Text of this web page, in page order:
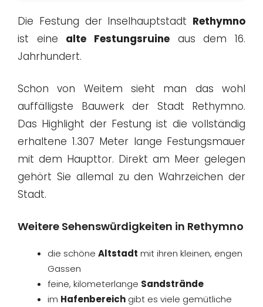
Die Festung der Inselhauptstadt Rethymno
ist eine alte Festungsruine aus dem 16.
Jahrhundert.
Schon von Weitem sieht man das wohl
auffälligste Bauwerk der Stadt Rethymno.
Das Highlight der Festung ist die vollständig
erhaltene 1.307 Meter lange Festungsmauer
mit dem Haupttor. Direkt am Meer gelegen
gehört Sie allemal zu den Wahrzeichen der
Stadt.
Weitere Sehenswürdigkeiten in Rethymno
die schöne Altstadt mit ihren kleinen, engen
Gassen
feine, kilometerlange Sandstrände
im Hafenbereich gibt es viele gemütliche